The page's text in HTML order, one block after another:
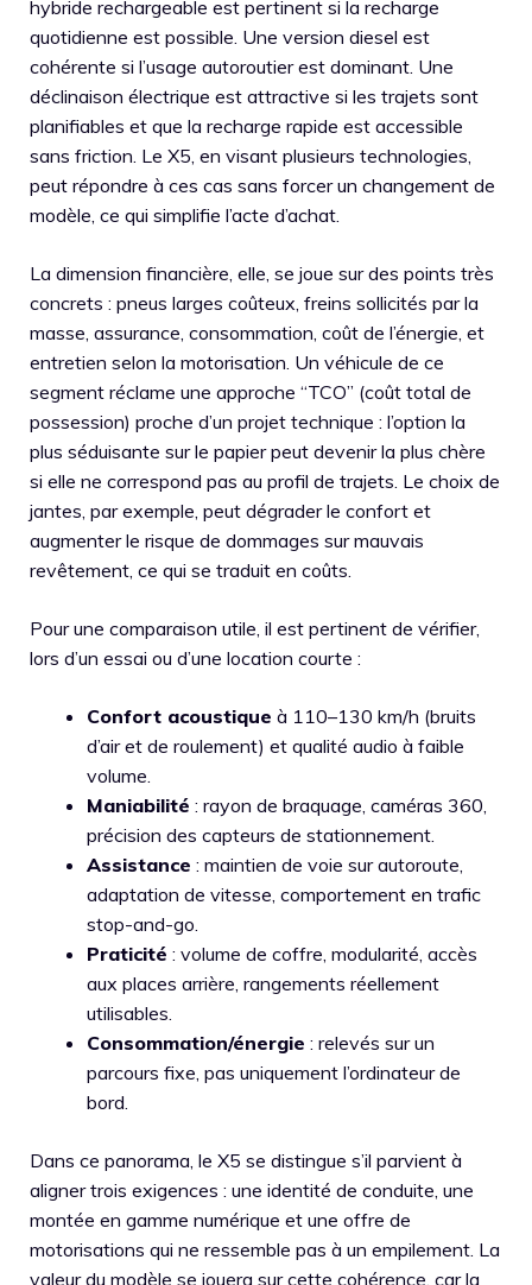
hybride rechargeable est pertinent si la recharge
quotidienne est possible. Une version diesel est
cohérente si l’usage autoroutier est dominant. Une
déclinaison électrique est attractive si les trajets sont
planifiables et que la recharge rapide est accessible
sans friction. Le X5, en visant plusieurs technologies,
peut répondre à ces cas sans forcer un changement de
modèle, ce qui simplifie l’acte d’achat.
La dimension financière, elle, se joue sur des points très
concrets : pneus larges coûteux, freins sollicités par la
masse, assurance, consommation, coût de l’énergie, et
entretien selon la motorisation. Un véhicule de ce
segment réclame une approche “TCO” (coût total de
possession) proche d’un projet technique : l’option la
plus séduisante sur le papier peut devenir la plus chère
si elle ne correspond pas au profil de trajets. Le choix de
jantes, par exemple, peut dégrader le confort et
augmenter le risque de dommages sur mauvais
revêtement, ce qui se traduit en coûts.
Pour une comparaison utile, il est pertinent de vérifier,
lors d’un essai ou d’une location courte :
Confort acoustique à 110–130 km/h (bruits
d’air et de roulement) et qualité audio à faible
volume.
Maniabilité : rayon de braquage, caméras 360,
précision des capteurs de stationnement.
Assistance : maintien de voie sur autoroute,
adaptation de vitesse, comportement en trafic
stop-and-go.
Praticité : volume de coffre, modularité, accès
aux places arrière, rangements réellement
utilisables.
Consommation/énergie : relevés sur un
parcours fixe, pas uniquement l’ordinateur de
bord.
Dans ce panorama, le X5 se distingue s’il parvient à
aligner trois exigences : une identité de conduite, une
montée en gamme numérique et une offre de
motorisations qui ne ressemble pas à un empilement. La
valeur du modèle se jouera sur cette cohérence, car la